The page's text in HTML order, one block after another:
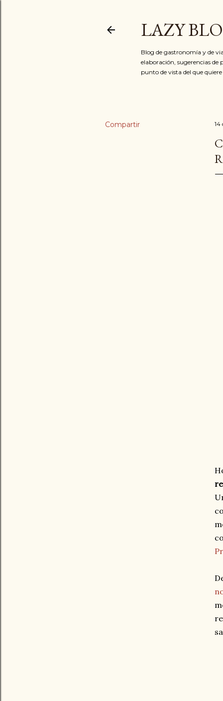
LAZY
Blog de gastronomía y de
elaboración, sugerencias de
punto de vista del que
Compartir